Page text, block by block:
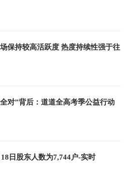
保持较高活跃度 热度持续性强于往
对”背后：道道全高考季公益行动
日股东人数为7,744户-实时